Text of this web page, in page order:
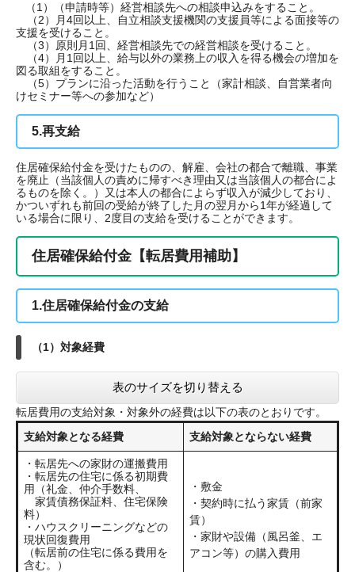
（1）（申請時等）経営相談先への相談申込みをすること。
（2）月4回以上、自立相談支援機関の支援員等による面接等の
支援を受けること。
（3）原則月1回、経営相談先での経営相談を受けること。
（4）月1回以上、給与以外の業務上の収入を得る機会の増加を
図る取組をすること。
（5）プランに沿った活動を行うこと（家計相談、自営業者向
けセミナー等への参加など）
5.再支給
住居確保給付金を受けたものの、解雇、会社の都合で離職、事業
を廃止（当該個人の責めに帰すべき理由又は当該個人の都合によ
るものを除く。）又は本人の都合によらず収入が減少しており、
かついずれも前回の受給が終了した月の翌月から1年が経過して
いる場合に限り、2度目の支給を受けることができます。
住居確保給付金【転居費用補助】
1.住居確保給付金の支給
（1）対象経費
表のサイズを切り替える
転居費用の支給対象・対象外の経費は以下の表のとおりです。
支給対象となる経費
支給対象とならない経費
・転居先への家財の運搬費用
・転居先の住宅に係る初期費
用（礼金、仲介手数料、
家賃債務保証料、住宅保険
料）
・ハウスクリーニングなどの
現状回復費用
（転居前の住宅に係る費用を
含む。）
・敷金
・契約時に払う家賃（前家
賃）
・家財や設備（風呂釜、エ
アコン等）の購入費用